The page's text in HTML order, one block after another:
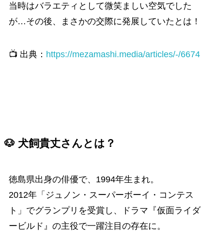
当時はバラエティとして微笑ましい空気でした
が…その後、まさかの交際に発展していたとは！
📺 出典： https://mezamashi.media/articles/-/6674
🐶 犬飼貴丈さんとは？
徳島県出身の俳優で、1994年生まれ。
2012年「ジュノン・スーパーボーイ・コンテス
ト」でグランプリを受賞し、ドラマ『仮面ライダ
ービルド』の主役で一躍注目の存在に。